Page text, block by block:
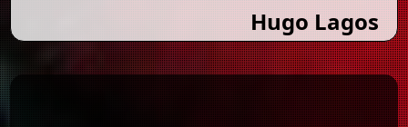
Hugo Lagos